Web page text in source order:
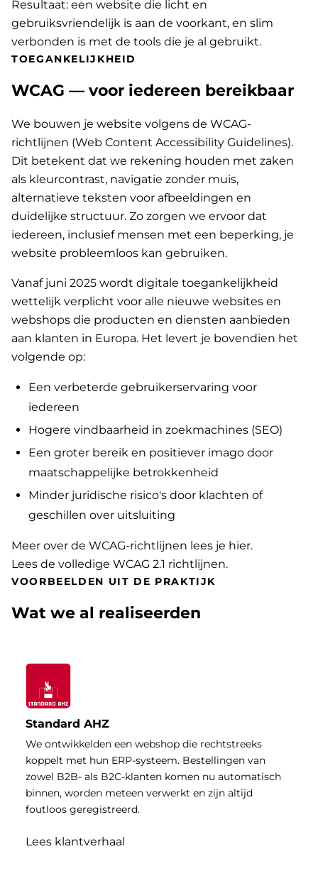
Resultaat: een website die licht en
gebruiksvriendelijk is aan de voorkant, en slim
verbonden is met de tools die je al gebruikt.
TOEGANKELIJKHEID
WCAG — voor iedereen bereikbaar
We bouwen je website volgens de WCAG-
richtlijnen (Web Content Accessibility Guidelines).
Dit betekent dat we rekening houden met zaken
als kleurcontrast, navigatie zonder muis,
alternatieve teksten voor afbeeldingen en
duidelijke structuur. Zo zorgen we ervoor dat
iedereen, inclusief mensen met een beperking, je
website probleemloos kan gebruiken.
Vanaf juni 2025 wordt digitale toegankelijkheid
wettelijk verplicht voor alle nieuwe websites en
webshops die producten en diensten aanbieden
aan klanten in Europa. Het levert je bovendien het
volgende op:
Een verbeterde gebruikerservaring voor
iedereen
Hogere vindbaarheid in zoekmachines (SEO)
Een groter bereik en positiever imago door
maatschappelijke betrokkenheid
Minder juridische risico's door klachten of
geschillen over uitsluiting
Meer over de WCAG-richtlijnen lees je hier.
Lees de volledige WCAG 2.1 richtlijnen.
VOORBEELDEN UIT DE PRAKTIJK
Wat we al realiseerden
Standard AHZ
We ontwikkelden een webshop die rechtstreeks
koppelt met hun ERP-systeem. Bestellingen van
zowel B2B- als B2C-klanten komen nu automatisch
binnen, worden meteen verwerkt en zijn altijd
foutloos geregistreerd.
Lees klantverhaal